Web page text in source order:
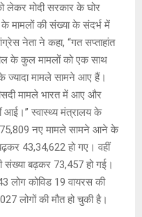
लेकर मोदी सरकार के घोर
मामलों की संख्या के संदर्भ में
नेता ने कहा, ‘‘गत सप्ताहांत
के कुल मामलों को एक साथ
ज्यादा मामले सामने आए हैं।
मामले भारत में आए और
स्वास्थ्य मंत्रालय के
नए मामले सामने आने के
43,34,622 हो गए। वहीं
संख्या बढ़कर 73,457 हो गई।
लोग कोविड 19 वायरस की
लोगों की मौत हो चुकी है।